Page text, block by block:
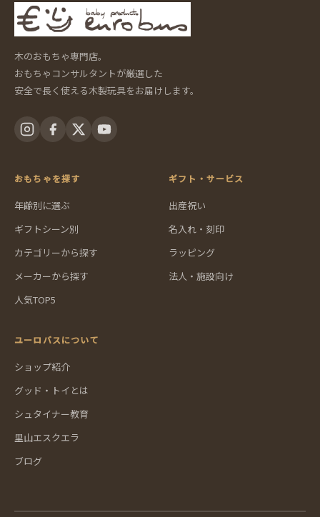
木のおもちゃ専門店。
おもちゃコンサルタントが厳選した
安全で長く使える木製玩具をお届けします。
おもちゃを探す
年齢別に選ぶ
ギフトシーン別
カテゴリーから探す
メーカーから探す
人気TOP5
ギフト・サービス
出産祝い
名入れ・刻印
ラッピング
法人・施設向け
ユーロバスについて
ショップ紹介
グッド・トイとは
シュタイナー教育
里山エスクエラ
ブログ